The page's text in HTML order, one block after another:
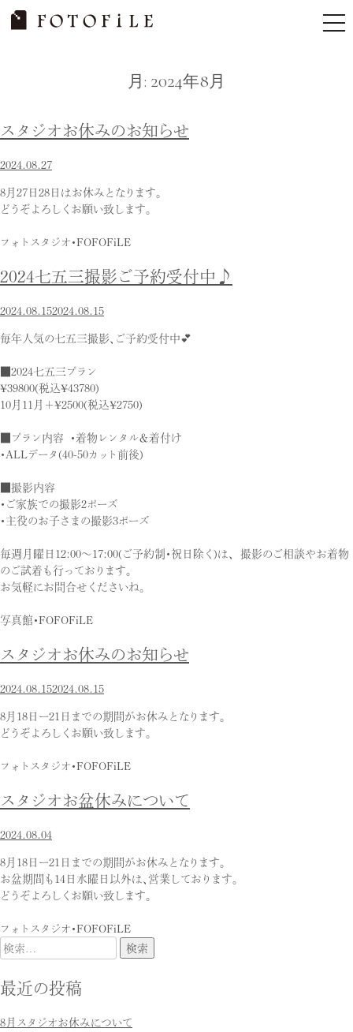
Skip
月: 2024年8月
スタジオお休みのお知らせ
2024.08.27
8月27日28日はお休みとなります。
どうぞよろしくお願い致します。
フォトスタジオ・FOFOFiLE
2024七五三撮影ご予約受付中♪
2024.08.152024.08.15
毎年人気の七五三撮影、ご予約受付中💕
■2024七五三プラン
¥39800(税込¥43780)
10月11月＋¥2500(税込¥2750)
■プラン内容 ・着物レンタル＆着付け
・ALLデータ(40-50カット前後)
■撮影内容
・ご家族での撮影2ポーズ
・主役のお子さまの撮影3ポーズ
毎週月曜日12:00〜17:00(ご予約制・祝日除く)は、 撮影のご相談やお着物
のご試着も行っております。
お気軽にお問合せくださいね。
写真館・FOFOFiLE
スタジオお休みのお知らせ
2024.08.152024.08.15
8月18日ー21日までの期間がお休みとなります。
どうぞよろしくお願い致します。
フォトスタジオ・FOFOFiLE
スタジオお盆休みについて
2024.08.04
8月18日ー21日までの期間がお休みとなります。
お盆期間も14日水曜日以外は、営業しております。
どうぞよろしくお願い致します。
フォトスタジオ・FOFOFiLE
検
索:
最近の投稿
8月スタジオお休みについて